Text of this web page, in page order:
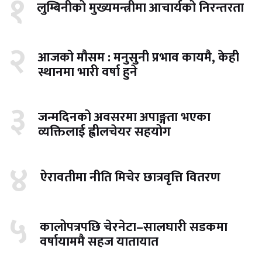
१ लुम्बिनीको मुख्यमन्त्रीमा आचार्यको निरन्तरता
२ आजको मौसम : मनुसुनी प्रभाव कायमै, केही
स्थानमा भारी वर्षा हुने
३ जन्मदिनको अवसरमा अपाङ्गता भएका
व्यक्तिलाई ह्वीलचेयर सहयोग
४ ऐरावतीमा नीति मिचेर छात्रवृत्ति वितरण
५ कालोपत्रपछि चेरनेटा–सालघारी सडकमा
वर्षायाममै सहज यातायात